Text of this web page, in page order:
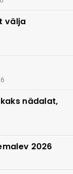
välja
nädalat,
2026